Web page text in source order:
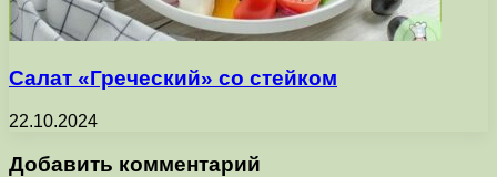
Салат «Греческий» со стейком
22.10.2024
Добавить комментарий